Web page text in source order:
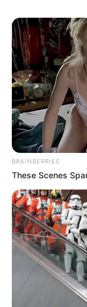
BRAINBERRIES
These Scenes